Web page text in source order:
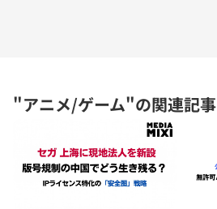
"アニメ/ゲーム"の関連記事